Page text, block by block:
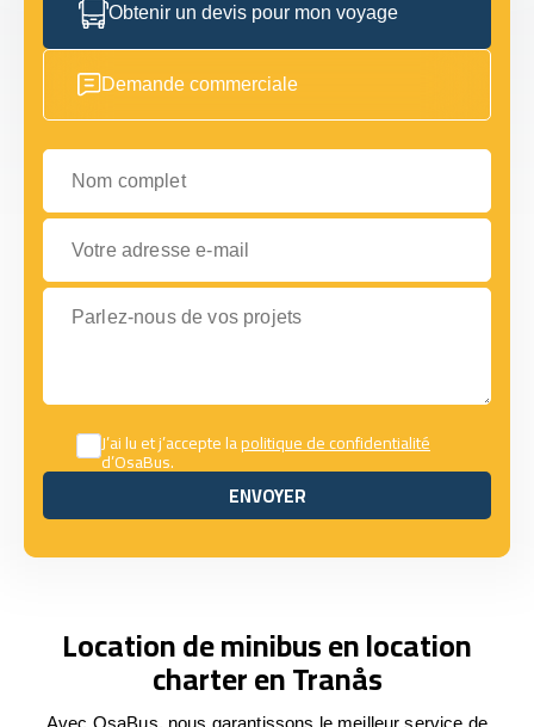
Obtenir un devis pour mon voyage
Demande commerciale
Nom complet
Votre adresse e-mail
Parlez-nous de vos projets
J’ai lu et j’accepte lapolitique de confidentialité
d’OsaBus.
ENVOYER
ENVOYER
Location de minibus en location
charter en Tranås
Avec OsaBus, nous garantissons le meilleur service de